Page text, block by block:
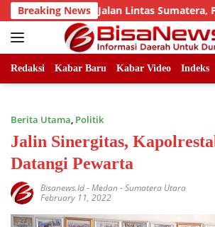
Skip
to
content
Breaking News
Titik Jalan Lintas Sumatera, Pengguna
Redaksi Kabar Baru Kabar Video Indeks
Berita Utama, Politik
Jalin Sinergitas,
Datangi Pewarta
Bisanews.id-Medan - Sumatera Utara
February 11, 2022